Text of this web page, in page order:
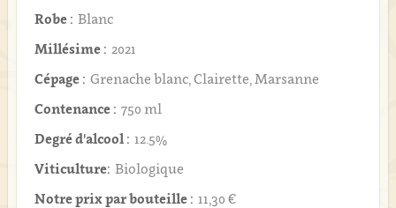
Robe : Blanc
Millésime : 2021
Cépage : Grenache blanc, Clairette, Marsanne
Contenance : 750 ml
Degré d'alcool : 12.5%
Viticulture: Biologique
Notre prix par bouteille : 11,30 €